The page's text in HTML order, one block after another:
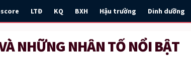
LTĐ KQ BXH Hậu trường Dinh dưỡng
NHỮNG NHÂN TỐ NỔI BẬT